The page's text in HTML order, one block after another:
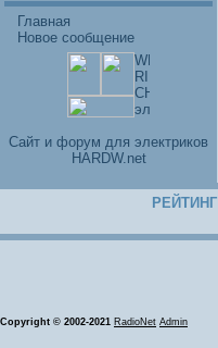
Главная
Новое сообщение
Cайт и форум для электриков
HARDW.net
РЕЙТИНГ
Copyright © 2002-2021 RadioNet Admin